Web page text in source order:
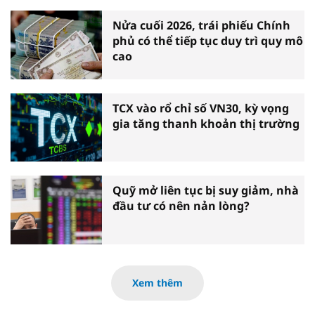
Nửa cuối 2026, trái phiếu Chính
phủ có thể tiếp tục duy trì quy mô
cao
TCX vào rổ chỉ số VN30, kỳ vọng
gia tăng thanh khoản thị trường
Quỹ mở liên tục bị suy giảm, nhà
đầu tư có nên nản lòng?
Xem thêm